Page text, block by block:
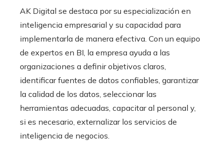
AK Digital se destaca por su especialización en
inteligencia empresarial y su capacidad para
implementarla de manera efectiva. Con un equipo
de expertos en BI, la empresa ayuda a las
organizaciones a definir objetivos claros,
identificar fuentes de datos confiables, garantizar
la calidad de los datos, seleccionar las
herramientas adecuadas, capacitar al personal y,
si es necesario, externalizar los servicios de
inteligencia de negocios.